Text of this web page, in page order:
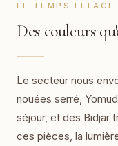
LE TEMPS EFFACE
Des couleurs
Le secteur nous
nouées serré,
séjour, et des Bidjar
ces pièces, la